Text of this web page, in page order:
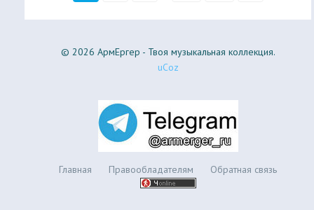
© 2026 АрмЕргер - Твоя музыкальная коллекция.
uCoz
Главная Правообладателям Обратная связь